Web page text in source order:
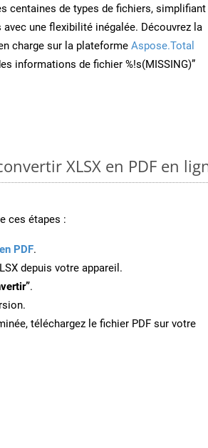
centaines de types de fichiers, simplifiant
une flexibilité inégalée. Découvrez la
charge sur la plateforme Aspose.Total
informations de fichier %!s(MISSING)”
XLSX en PDF en
ces étapes :
PDF.
depuis votre appareil.
.
téléchargez le fichier PDF sur votre